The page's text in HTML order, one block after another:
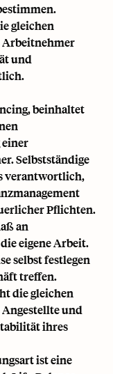
gleichen
Arbeitnehmer
und
beinhaltet
Selbstständige
verantwortlich,
Pflichten.
an
eigene Arbeit.
selbst festlegen
treffen.
die gleichen
und
ihres
ist eine